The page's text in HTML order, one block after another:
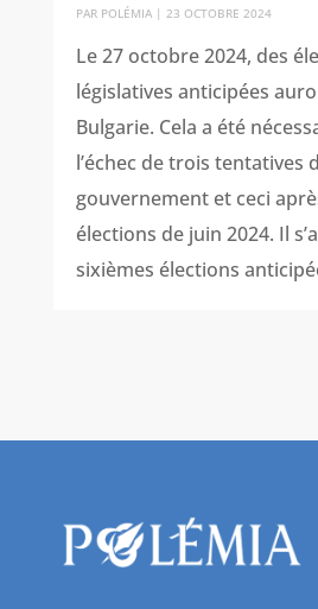
PAR POLÉMIA| 23 OCTOBRE 2024
Le 27 octobre 2024, des
législatives anticipées
Bulgarie. Cela a été
l’échec de trois tentatives
gouvernement et ceci
élections de juin 2024. Il
sixièmes élections